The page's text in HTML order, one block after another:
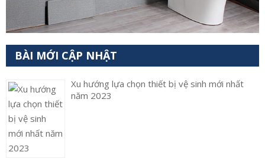
BÀI MỚI CẬP NHẬT
Xu hướng lựa chọn thiết bị vệ sinh mới nhất
năm 2023